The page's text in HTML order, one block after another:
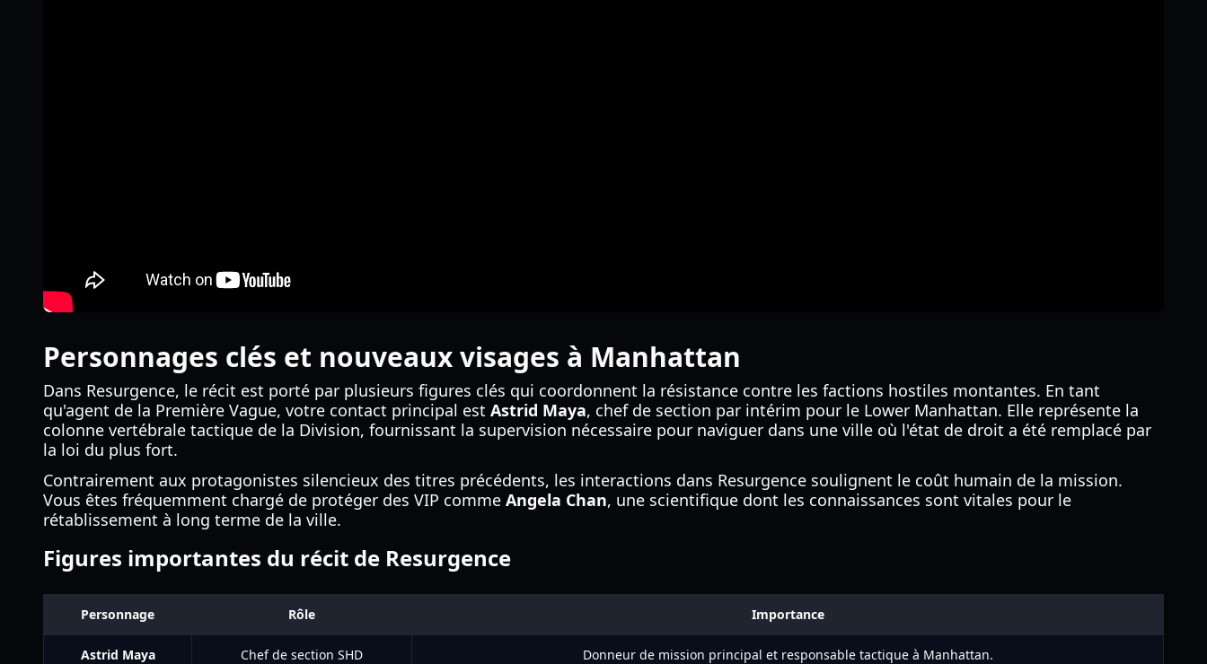
Personnages clés et nouveaux visages à Manhattan
Dans Resurgence, le récit est porté par plusieurs figures clés qui coordonnent la résistance contre les factions hostiles montantes. En tant
qu'agent de la Première Vague, votre contact principal est Astrid Maya, chef de section par intérim pour le Lower Manhattan. Elle représente la
colonne vertébrale tactique de la Division, fournissant la supervision nécessaire pour naviguer dans une ville où l'état de droit a été remplacé par
la loi du plus fort.
Contrairement aux protagonistes silencieux des titres précédents, les interactions dans Resurgence soulignent le coût humain de la mission.
Vous êtes fréquemment chargé de protéger des VIP comme Angela Chan, une scientifique dont les connaissances sont vitales pour le
rétablissement à long terme de la ville.
Figures importantes du récit de Resurgence
Personnage Rôle Importance
Astrid Maya Chef de section SHD Donneur de mission principal et responsable tactique à Manhattan.